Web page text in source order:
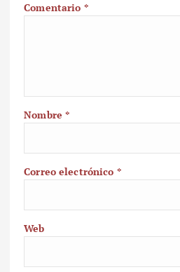
Comentario *
Nombre*
Correo electrónico *
Web